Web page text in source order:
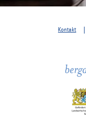
Kontakt